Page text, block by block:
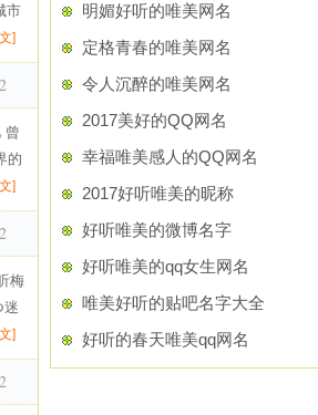
市
]
曾
的
]
梅
迷
]
明媚好听的唯美网名
定格青春的唯美网名
令人沉醉的唯美网名
2017美好的QQ网名
幸福唯美感人的QQ网名
2017好听唯美的昵称
好听唯美的微博名字
好听唯美的qq女生网名
唯美好听的贴吧名字大全
好听的春天唯美qq网名